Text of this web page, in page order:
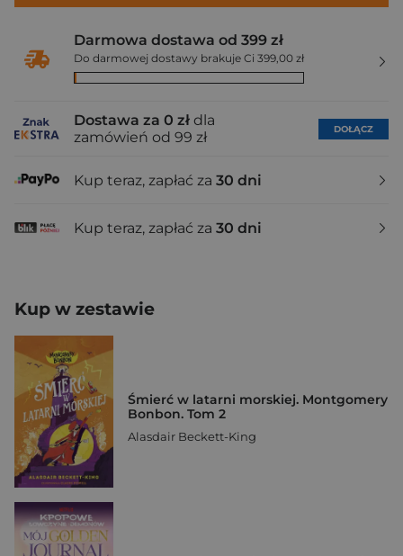
Darmowa dostawa od 399 zł
Do darmowej dostawy brakuje Ci 399,00 zł
Dostawa za 0 zł dla
zamówień od 99 zł
DOŁĄCZ
Kup teraz, zapłać za 30 dni
Kup teraz, zapłać za 30 dni
Kup w zestawie
Śmierć w latarni morskiej. Montgomery
Bonbon. Tom 2
Alasdair Beckett-King